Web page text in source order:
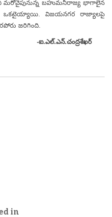
బహుమనీరాజ్య భాగాలైన
ఒకటైయ్యాయి. విజయనగర రాజ్యాలపై
జరిగింది.
-ఐ.ఎల్.ఎన్.చంద్రశేఖర్
in